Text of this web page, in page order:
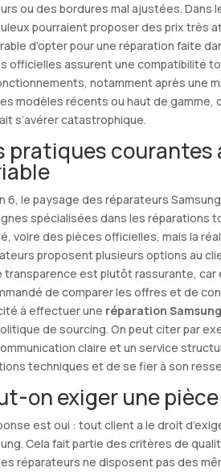
ou des bordures mal ajustées. Dans
pourraient proposer des prix très
d’opter pour une réparation faite
officielles assurent une compatibilité
notamment après une
modèles récents ou haut de gamme,
s’avérer catastrophique.
pratiques courantes
6, le paysage des réparateurs
spécialisées dans les réparations
voire des pièces officielles, mais la
proposent plusieurs options au
transparence est plutôt rassurante,
de comparer les offres et de
à effectuer une réparation
de sourcing. On peut citer par
claire et un service
techniques et de se fier à son
on exiger une
est oui : tout client a le droit
Cela fait partie des critères de
réparateurs ne disposent pas des